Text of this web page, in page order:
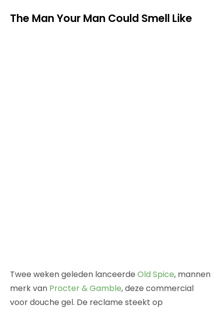
The Man Your Man Could Smell Like
Twee weken geleden lanceerde Old Spice, mannen
merk van Procter & Gamble, deze commercial
voor douche gel. De reclame steekt op